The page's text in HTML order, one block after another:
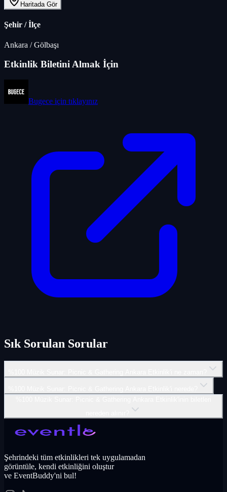
Haritada Gör
Şehir / İlçe
Ankara /Gölbaşı
Etkinlik Biletini Almak İçin
Bugece için tıklayınız
Sık Sorulan Sorular
Şehrindeki tüm etkinlikleri tek uygulamadan
görüntüle, kendi etkinliğini oluştur
ve EventBuddy'ni bul!